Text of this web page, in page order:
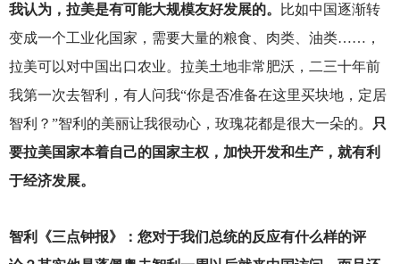
我认为，拉美是有可能大规模友好发展的。
比如中国逐渐转
变成一个工业化国家，需要大量的粮食、肉类、油类……，
拉美可以对中国出口农业。拉美土地非常肥沃，二三十年前
我第一次去智利，有人问我“你是否准备在这里买块地，定居
智利？”智利的美丽让我很动心，玫瑰花都是很大一朵的。
只
要拉美国家本着自己的国家主权，加快开发和生产，就有利
于经济发展。
智利《三点钟报》：您对于我们总统的反应有什么样的评